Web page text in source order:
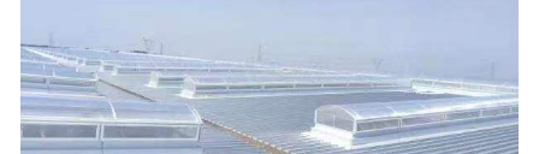
案例展示
联系我们